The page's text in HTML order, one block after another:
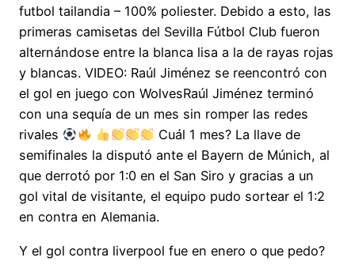
futbol tailandia – 100% poliester. Debido a esto, las
primeras camisetas del Sevilla Fútbol Club fueron
alternándose entre la blanca lisa a la de rayas rojas
y blancas. VIDEO: Raúl Jiménez se reencontró con
el gol en juego con WolvesRaúl Jiménez terminó
con una sequía de un mes sin romper las redes
rivales
Cuál 1 mes? La llave de
semifinales la disputó ante el Bayern de Múnich, al
que derrotó por 1:0 en el San Siro y gracias a un
gol vital de visitante, el equipo pudo sortear el 1:2
en contra en Alemania.
Y el gol contra liverpool fue en enero o que pedo?